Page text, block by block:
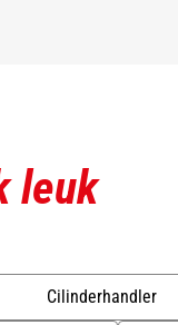
leuk
Cilinderhandler